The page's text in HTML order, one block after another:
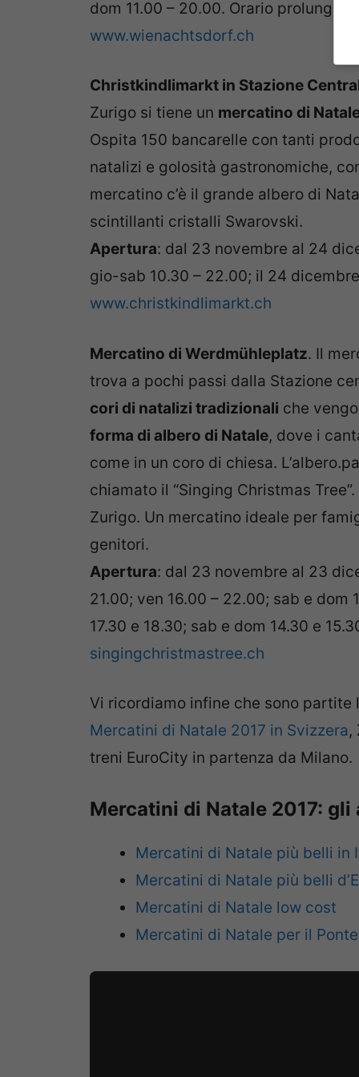
dom 11.00 – 20.00. Orario
www.wienachtsdorf.ch
Christkindlimarkt in Stazione
Zurigo si tiene un mercatino di
Ospita 150 bancarelle con tanti
natalizi e golosità gastronomiche,
mercatino c’è il grande albero di
scintillanti cristalli Swarovski.
Apertura: dal 23 novembre al 24
gio-sab 10.30 – 22.00; il 24
www.christkindlimarkt.ch
Mercatino di Werdmühleplatz. Il
trova a pochi passi dalla Stazione
cori di natalizi tradizionali che
forma di albero di Natale, dove i
come in un coro di chiesa.
chiamato il “Singing Christmas
Zurigo. Un mercatino ideale per
genitori.
Apertura: dal 23 novembre al 23
21.00; ven 16.00 – 22.00; sab e
17.30 e 18.30; sab e dom 14.30 e
singingchristmastree.ch
Vi ricordiamo infine che sono partite
Mercatini di Natale 2017 in Svizzera,
treni EuroCity in partenza da Milano.
Mercatini di Natale 2017:
Mercatini di Natale più belli in
Mercatini di Natale più belli
Mercatini di Natale low cost
Mercatini di Natale per il